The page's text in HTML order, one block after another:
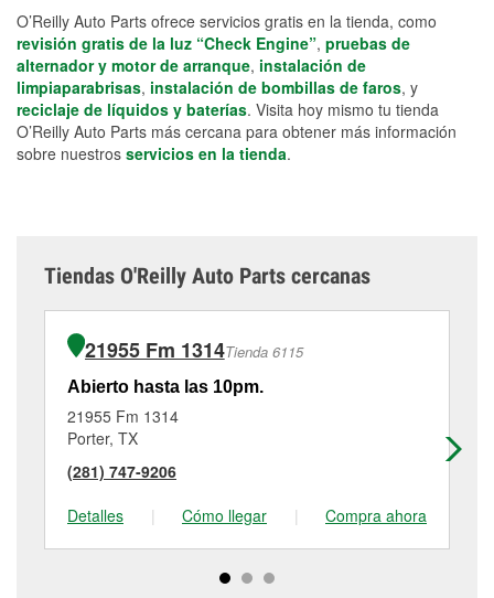
O’Reilly Auto Parts ofrece servicios gratis en la tienda, como
revisión gratis de la luz “Check Engine”, pruebas de
alternador y motor de arranque, instalación de
limpiaparabrisas, instalación de bombillas de faros, y
reciclaje de líquidos y baterías. Visita hoy mismo tu tienda
O’Reilly Auto Parts más cercana para obtener más información
sobre nuestros servicios en la tienda.
Tiendas O'Reilly Auto Parts cercanas
21955 Fm 1314Tienda 6115
Abierto hasta las 10pm.
21955 Fm 1314
Porter, TX
(281) 747-9206
Detalles
| Cómo llegar | Compra ahora